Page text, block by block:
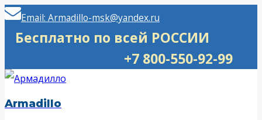
Перейти
Email: Armadillo-msk@yandex.ru
Бесплатно по всей РОССИИ
+7 800-550-92-99
Armadillo